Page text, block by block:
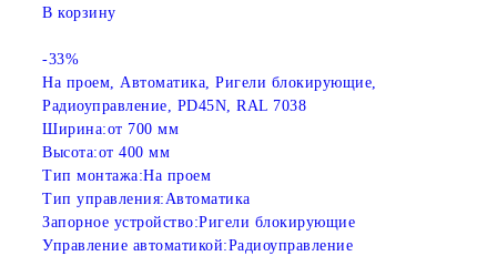
В корзину
-33%
На проем, Автоматика, Ригели блокирующие,
Радиоуправление, PD45N, RAL 7038
Ширина:от 700 мм
Высота:от 400 мм
Тип монтажа:На проем
Тип управления:Автоматика
Запорное устройство:Ригели блокирующие
Управление автоматикой:Радиоуправление